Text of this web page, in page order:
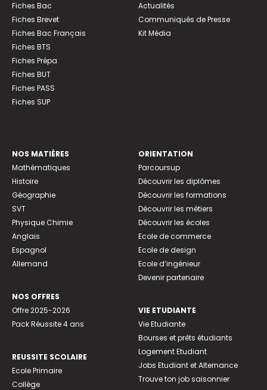
Fiches Bac
Fiches Brevet
Fiches Bac Français
Fiches BTS
Fiches Prépa
Fiches BUT
Fiches PASS
Fiches SUP
Actualités
Communiqués de Presse
Kit Média
NOS MATIÈRES
Mathématiques
Histoire
Géographie
SVT
Physique Chimie
Anglais
Espagnol
Allemand
NOS OFFRES
Offre 2025-2026
Pack Réussite 4 ans
REUSSITE SCOLAIRE
Ecole Primaire
Collège
ORIENTATION
Parcoursup
Découvrir les diplômes
Découvrir les formations
Découvrir les métiers
Découvrir les écoles
Ecole de commerce
Ecole de design
Ecole d’ingénieur
Devenir partenaire
VIE ETUDIANTE
Vie Etudiante
Bourses et prêts étudiants
Logement Etudiant
Jobs Etudiant et Alternance
Trouve ton job saisonnier